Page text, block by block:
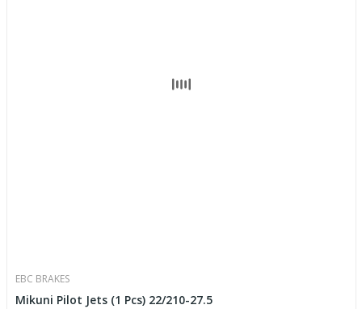
EBC BRAKES
Mikuni Pilot Jets (1 Pcs) 22/210-27.5